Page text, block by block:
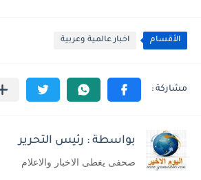
الأقسام اخبار عالمية وعربية
بواسطة : رئيس التحرير
صحفى يغطى الاخبار والاعلام